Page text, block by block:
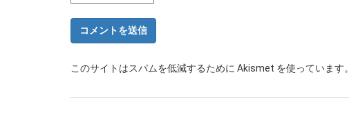
このサイトはスパムを低減するために Akismet を使っています。